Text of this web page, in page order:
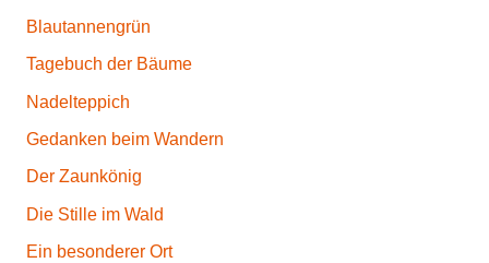
Blautannengrün
Tagebuch der Bäume
Nadelteppich
Gedanken beim Wandern
Der Zaunkönig
Die Stille im Wald
Ein besonderer Ort